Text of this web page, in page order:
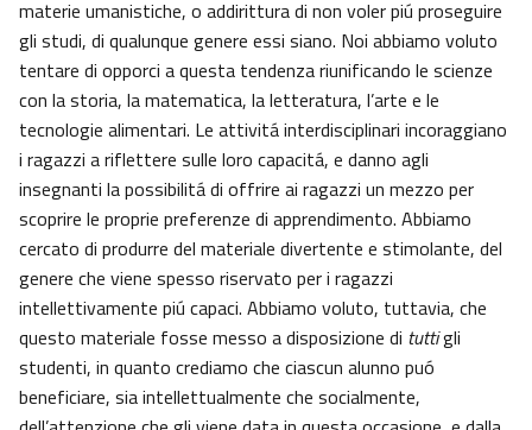
materie umanistiche, o addirittura di non voler piú proseguire
gli studi, di qualunque genere essi siano. Noi abbiamo voluto
tentare di opporci a questa tendenza riunificando le scienze
con la storia, la matematica, la letteratura, l’arte e le
tecnologie alimentari. Le attivitá interdisciplinari incoraggiano
i ragazzi a riflettere sulle loro capacitá, e danno agli
insegnanti la possibilitá di offrire ai ragazzi un mezzo per
scoprire le proprie preferenze di apprendimento. Abbiamo
cercato di produrre del materiale divertente e stimolante, del
genere che viene spesso riservato per i ragazzi
intellettivamente piú capaci. Abbiamo voluto, tuttavia, che
questo materiale fosse messo a disposizione di tuttigli
studenti, in quanto crediamo che ciascun alunno puó
beneficiare, sia intellettualmente che socialmente,